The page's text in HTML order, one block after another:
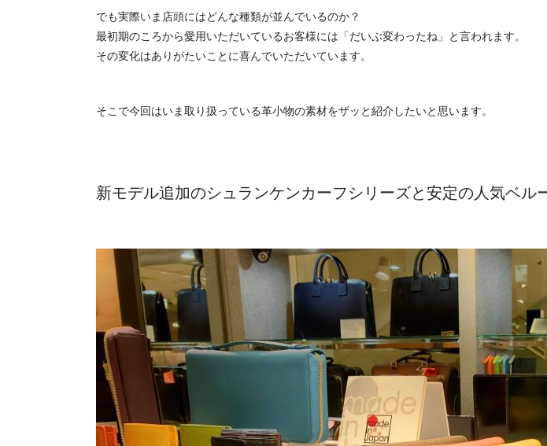
でも実際いま店頭にはどんな種類が並んでいるのか？
最初期のころから愛用いただいているお客様には「だいぶ変わったね」と言われます。
その変化はありがたいことに喜んでいただいています。
そこで今回はいま取り扱っている革小物の素材をザッと紹介したいと思います。
新モデル追加のシュランケンカーフシリーズと安定の人気ベル